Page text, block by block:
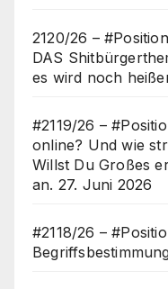
2120/26 –
DAS
es wird noch
#2119/26 –
online? Und wie
Willst Du Großes
an. 27. Juni 2026
#2118/26 –